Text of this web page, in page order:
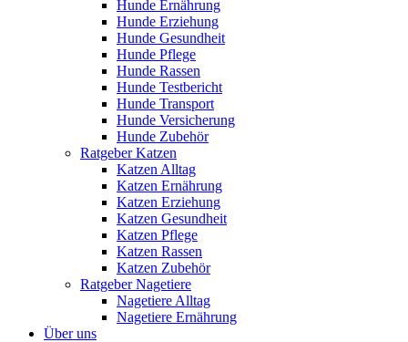
Hunde Ernährung
Hunde Erziehung
Hunde Gesundheit
Hunde Pflege
Hunde Rassen
Hunde Testbericht
Hunde Transport
Hunde Versicherung
Hunde Zubehör
Ratgeber Katzen
Katzen Alltag
Katzen Ernährung
Katzen Erziehung
Katzen Gesundheit
Katzen Pflege
Katzen Rassen
Katzen Zubehör
Ratgeber Nagetiere
Nagetiere Alltag
Nagetiere Ernährung
Über uns